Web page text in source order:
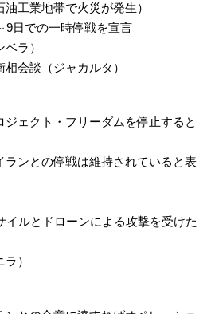
工業地帯で火災が発生）
9日での一時停戦を宣言
ラ）
会談（ジャカルタ）
ジェクト・フリーダムを停止すると
ランとの停戦は維持されていると表
イルとドローンによる攻撃を受けた
）